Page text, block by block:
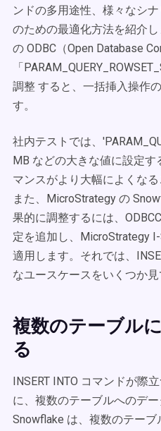
ンドの多用途性、様々なシ
のための最適化方法を紹介
の ODBC（Open Database
「
調整 すると、一括挿入操作
す。
社内テストでは、
MB などの大きな値に設定
マンスがより大幅によくな
また、MicroStrategy の
果的に調整するには、
定を追加し、MicroStrategy
適用します。それでは、
なユースケースをいくつか見
複数のテーブル
る
INSERT INTO コマンドが際
に、複数のテーブルへのデー
Snowflake は、複数のテー